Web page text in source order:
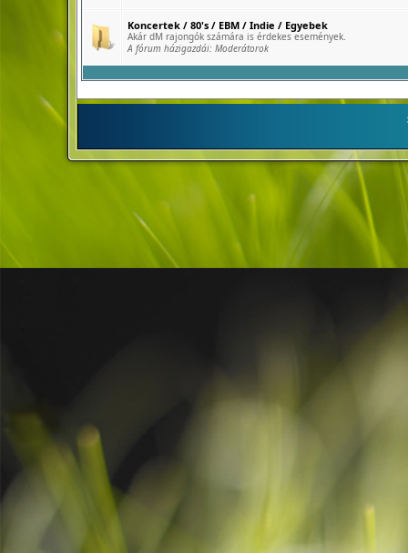
Koncertek / 80's / EBM / Indie / Egyebek
Akár dM rajongók számára is érdekes események.
A fórum házigazdái: Moderátorok